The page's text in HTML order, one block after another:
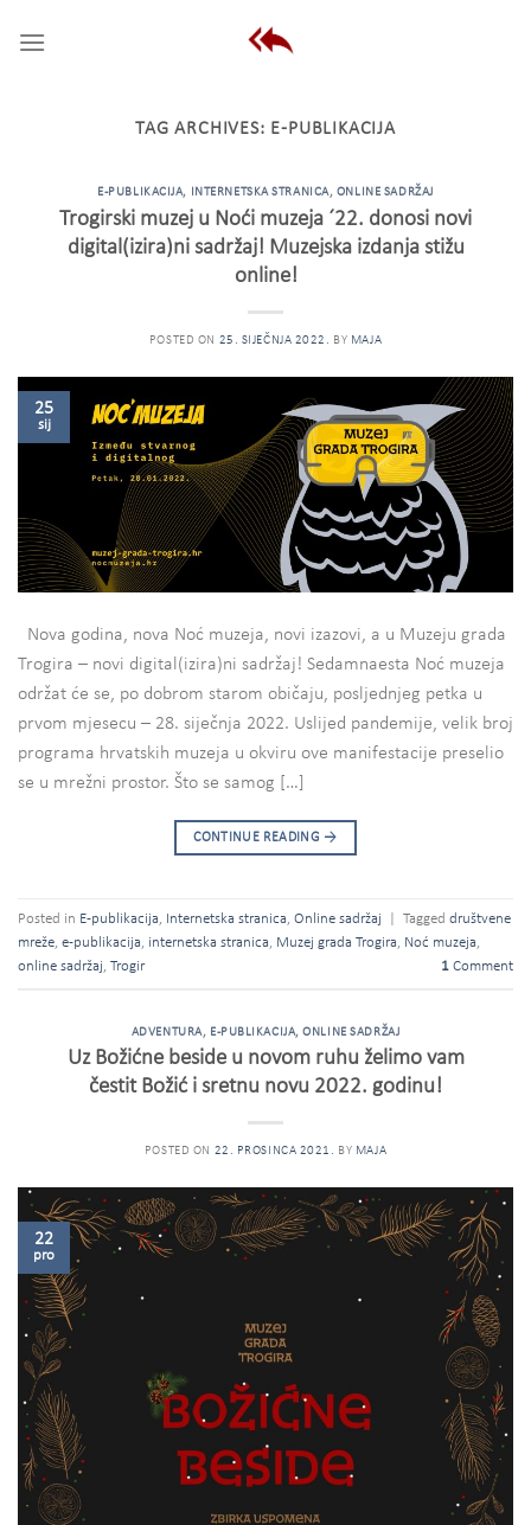
TAG ARCHIVES: E-PUBLIKACIJA
E-PUBLIKACIJA, INTERNETSKA STRANICA, ONLINE SADRŽAJ
Trogirski muzej u Noći muzeja ´22. donosi novi
digital(izira)ni sadržaj! Muzejska izdanja stižu
online!
POSTED ON 25. SIJEČNJA 2022. BY MAJA
25
sij
Nova godina, nova Noć muzeja, novi izazovi, a u Muzeju grada
Trogira – novi digital(izira)ni sadržaj! Sedamnaesta Noć muzeja
održat će se, po dobrom starom običaju, posljednjeg petka u
prvom mjesecu – 28. siječnja 2022. Uslijed pandemije, velik broj
programa hrvatskih muzeja u okviru ove manifestacije preselio
se u mrežni prostor. Što se samog […]
CONTINUE READING →
Posted in E-publikacija, Internetska stranica, Online sadržaj Tagged društvene
mreže, e-publikacija, internetska stranica, Muzej grada Trogira, Noć muzeja,
online sadržaj, Trogir 1 Comment
ADVENTURA, E-PUBLIKACIJA,ONLINE SADRŽAJ
Uz Božićne beside u novom ruhu želimo vam
čestit Božić i sretnu novu 2022. godinu!
POSTED ON 22. PROSINCA 2021. BY MAJA
22
pro